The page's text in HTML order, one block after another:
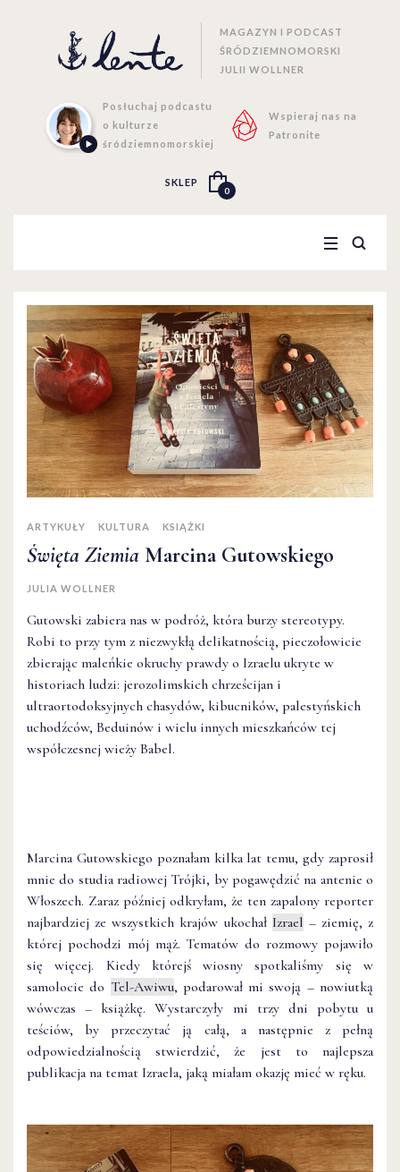
MAGAZYN I PODCAST
ŚRÓDZIEMNOMORSKI
JULII WOLLNER
Posłuchaj podcastu
o kulturze
śródziemnomorskiej
Wspieraj nas na
Patronite
SKLEP
0
ARTYKUŁY KULTURA KSIĄŻKI
Święta Ziemia Marcina Gutowskiego
JULIA WOLLNER
Gutowski zabiera nas w podróż, która burzy stereotypy.
Robi to przy tym z niezwykłą delikatnością, pieczołowicie
zbierając maleńkie okruchy prawdy o Izraelu ukryte w
historiach ludzi: jerozolimskich chrześcijan i
ultraortodoksyjnych chasydów, kibucników, palestyńskich
uchodźców, Beduinów i wielu innych mieszkańców tej
współczesnej wieży Babel.
Marcina Gutowskiego poznałam kilka lat temu, gdy zaprosił
mnie do studia radiowej Trójki, by pogawędzić na antenie o
Włoszech. Zaraz później odkryłam, że ten zapalony reporter
najbardziej ze wszystkich krajów ukochał Izrael – ziemię, z
której pochodzi mój mąż. Tematów do rozmowy pojawiło
się więcej. Kiedy którejś wiosny spotkaliśmy się w
samolocie do Tel-Awiwu, podarował mi swoją – nowiutką
wówczas – książkę. Wystarczyły mi trzy dni pobytu u
teściów, by przeczytać ją całą, a następnie z pełną
odpowiedzialnością stwierdzić, że jest to najlepsza
publikacja na temat Izraela, jaką miałam okazję mieć w ręku.